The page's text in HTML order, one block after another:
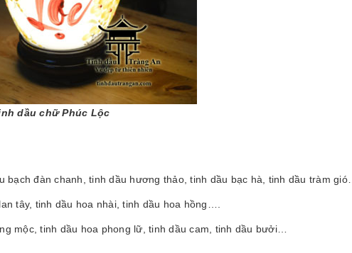
dầu chữ Phúc Lộc
đàn chanh, tinh dầu hương thảo, tinh dầu bạc hà, tinh dầu tràm gió…
tây, tinh dầu hoa nhài, tinh dầu hoa hồng….
mộc, tinh dầu hoa phong lữ, tinh dầu cam, tinh dầu bưởi…